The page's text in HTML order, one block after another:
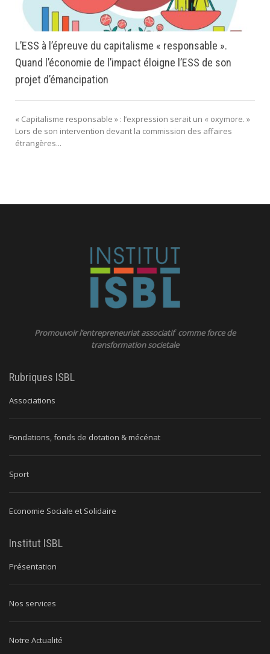
L’ESS à l’épreuve du capitalisme « responsable ».
Quand l’économie de l’impact éloigne l’ESS de son
projet d’émancipation
« Capitalisme responsable » : l’expression serait un « oxymore. »
Lors de son intervention devant la commission des affaires
étrangères...
Promouvoir l’entrepreneuriat associatif comme force de
transformation societale
Rubriques ISBL
Associations
Fondations, fonds de dotation & mécénat
Sport
Economie Sociale et Solidaire
Institut ISBL
Présentation
Nos services
Notre Actualité